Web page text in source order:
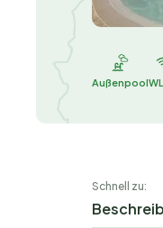
Außenpool
Schnell zu: